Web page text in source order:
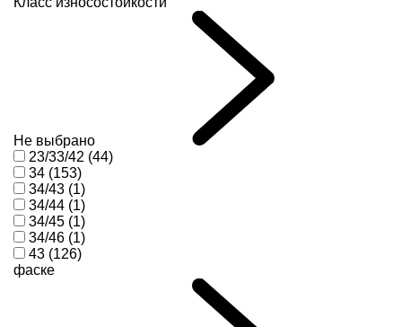
Не выбрано
23/33/42 (44)
34 (153)
34/43 (1)
34/44 (1)
34/45 (1)
34/46 (1)
43 (126)
фаске